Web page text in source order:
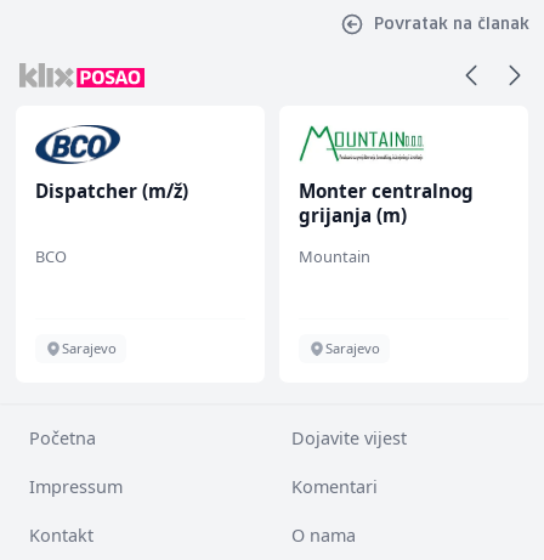
Povratak na članak
Dispatcher (m/ž)
BCO
Sarajevo
Monter centralnog
grijanja (m)
Mountain
Sarajevo
Početna Dojavite vijest
Impressum Komentari
Kontakt O nama